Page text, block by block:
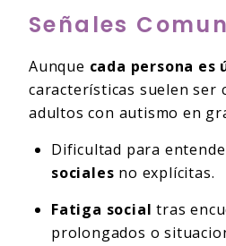
Señales
Aunque cada persona es
características suelen ser
adultos con autismo en
Dificultad para
sociales no explícitas.
Fatiga social tras
prolongados o